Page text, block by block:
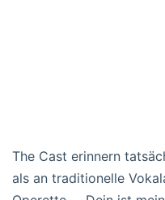
The Cast erinnern
als an traditionelle